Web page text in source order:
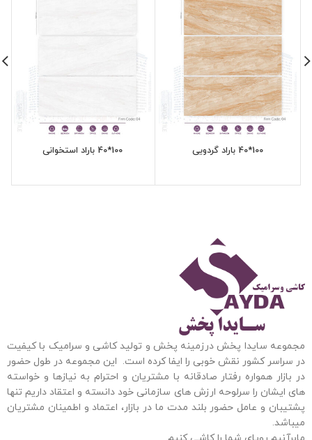
100*40 باراد گردویی 100*40 باراد استخوانی
مجموعه سایدا پخش درزمینه پخش و تولید کاشی و سرامیک با کیفیت
در سراسر کشور نقش خوبی را ایفا کرده است. این مجموعهدر طول حضور
در بازار همواره رفتار صادقانه با مشتریان و احترام به نیازها و خواسته
های ایشان را سرلوحه ارزش های سازمانی خود دانسته و اعتقاد داریم تنها
پشتیبان و عامل حضور بلند مدت ما در بازار، اعتماد و اطمینان مشتریان
میباشد.